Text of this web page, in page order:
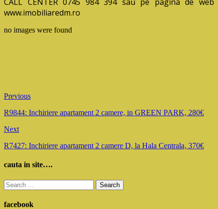
www.imobiliaredm.ro
no images were found
Previous
R9844: Inchiriere apartament 2 camere, in GREEN PARK, 280€
Next
R7427: Inchiriere apartament 2 camere D, la Hala Centrala, 370€
cauta in site….
Search
for:
facebook